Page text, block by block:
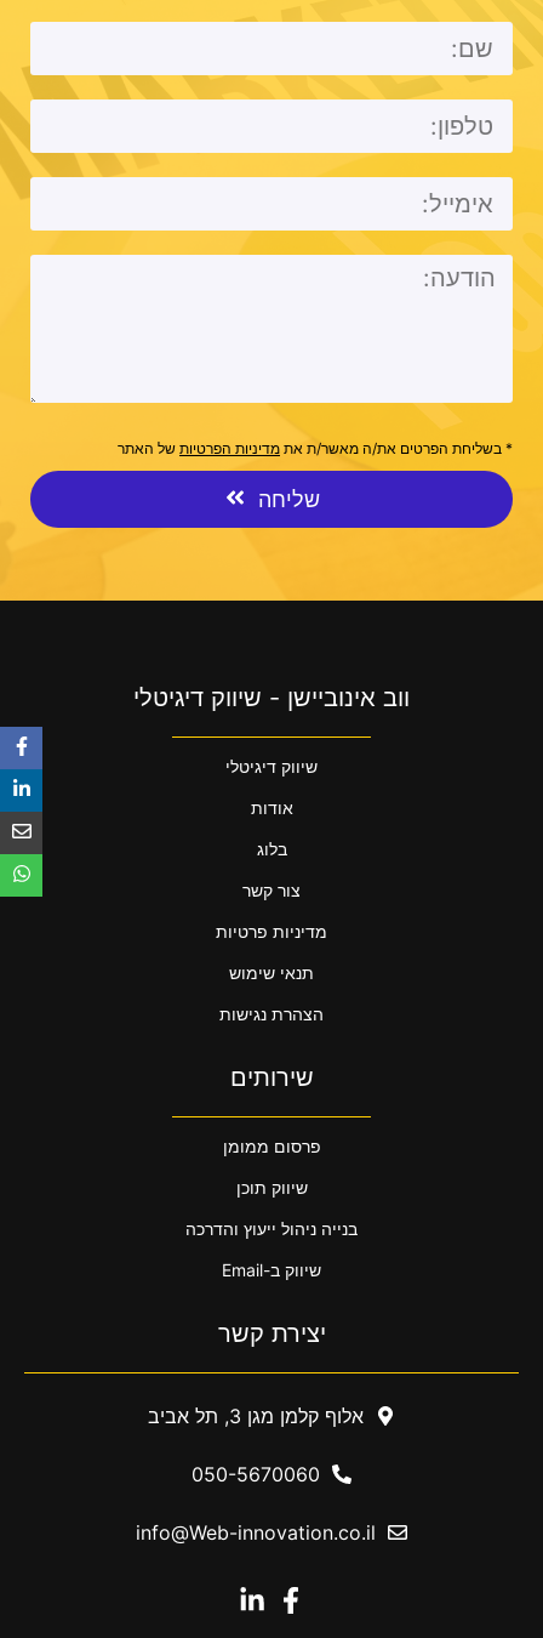
* בשליחת הפרטים את/ה מאשר/ת את מדיניות הפרטיות של האתר
שליחה
ווב אינוביישן - שיווק דיגיטלי
שיווק דיגיטלי
אודות
בלוג
צור קשר
מדיניות פרטיות
תנאי שימוש
הצהרת נגישות
שירותים
פרסום ממומן
שיווק תוכן
בנייה ניהול ייעוץ והדרכה
שיווק ב-Email
יצירת קשר
אלוף קלמן מגן 3, תל אביב
050-5670060
info@Web-innovation.co.il